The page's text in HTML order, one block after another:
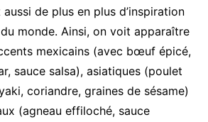
de plus en plus d’inspiration
monde. Ainsi, on voit apparaître
mexicains (avec bœuf épicé,
sauce salsa), asiatiques (poulet
coriandre, graines de sésame)
(agneau effiloché, sauce